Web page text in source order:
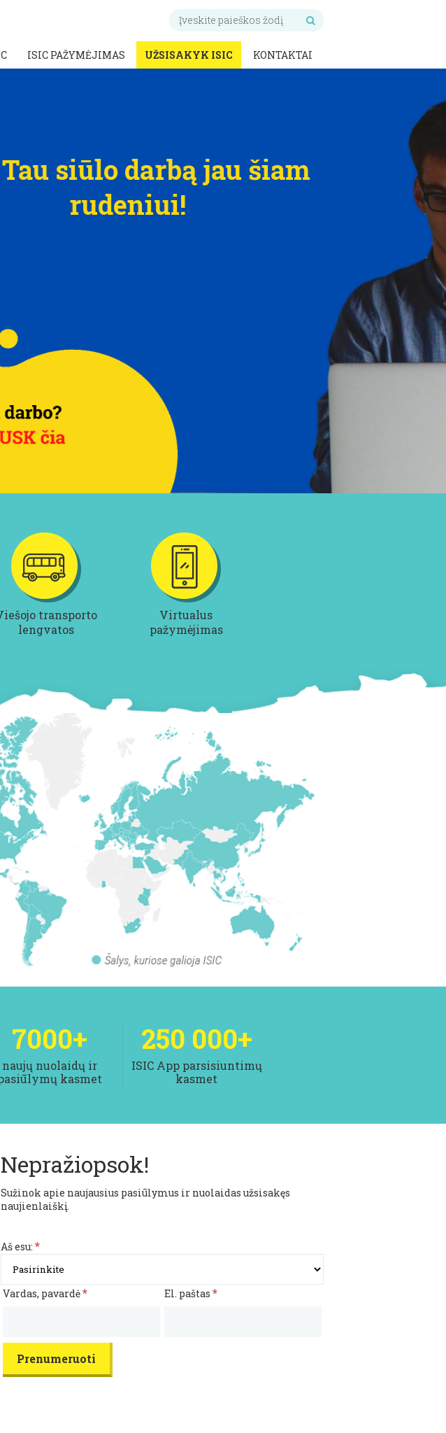
ISIC PAŽYMĖJIMAS UŽSISAKYK ISIC KONTAKTAI
transporto
lengvatos
Virtualus
pažymėjimas
7000+
naujų nuolaidų ir
kasmet
250 000+
ISIC App parsisiuntimų
kasmet
Nepražiopsok!
Sužinok apie naujausius pasiūlymus ir nuolaidas užsisakęs
naujienlaiškį.
Aš esu: *
Vardas, pavardė* El. paštas *